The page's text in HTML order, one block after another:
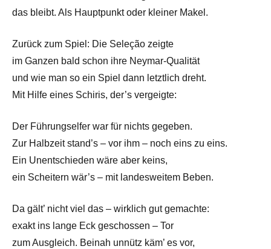
das bleibt. Als Hauptpunkt oder kleiner Makel.
Zurück zum Spiel: Die Seleção zeigte
im Ganzen bald schon ihre Neymar-Qualität
und wie man so ein Spiel dann letztlich dreht.
Mit Hilfe eines Schiris, der’s vergeigte:
Der Führungselfer war für nichts gegeben.
Zur Halbzeit stand’s – vor ihm – noch eins zu eins.
Ein Unentschieden wäre aber keins,
ein Scheitern wär’s – mit landesweitem Beben.
Da gält’ nicht viel das – wirklich gut gemachte:
exakt ins lange Eck geschossen – Tor
zum Ausgleich. Beinah unnütz käm’ es vor,